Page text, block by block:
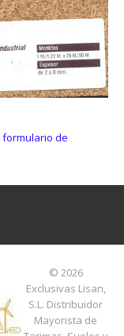
formulario de
© 2026
Exclusivas Lisan,
S.L. Distribuidor
Mayorista de